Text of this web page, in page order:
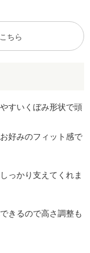
すいくぼみ形状で頭
好みのフィット感で
っかり支えてくれま
きるので高さ調整も
ちら